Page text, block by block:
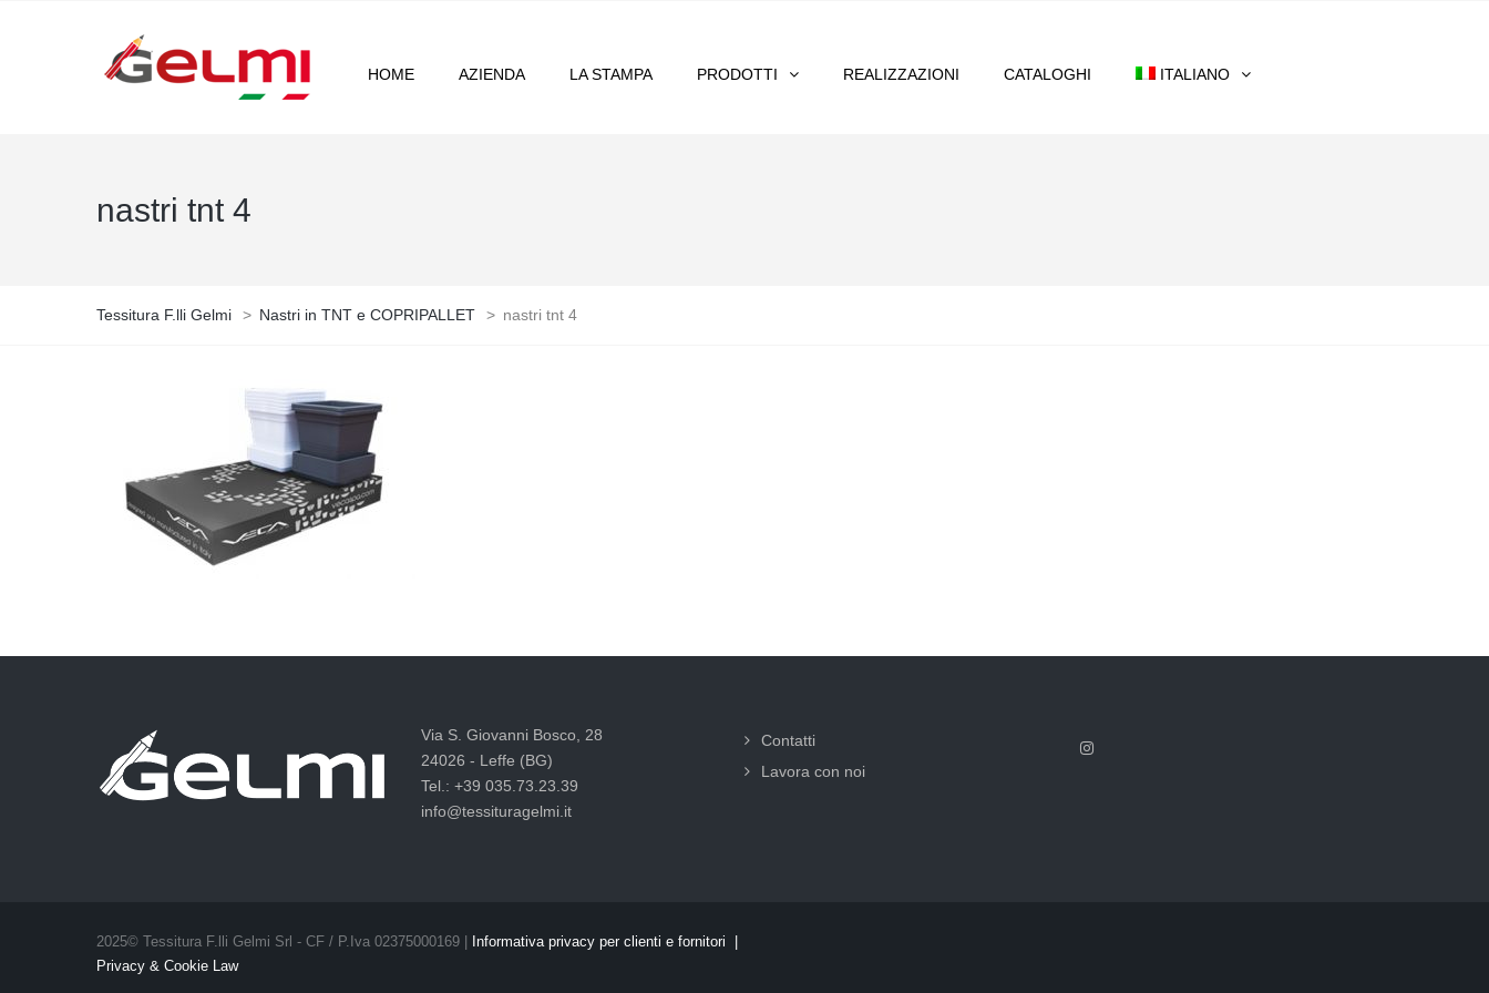
HOME AZIENDA LA STAMPA PRODOTTI REALIZZAZIONI CATALOGHI ITALIANO
nastri tnt 4
Tessitura F.lli Gelmi > Nastri in TNT e COPRIPALLET > nastri tnt 4
Via S. Giovanni Bosco, 28
24026 - Leffe (BG)
Tel.: +39 035.73.23.39
info@tessituragelmi.it
Contatti
Lavora con noi
2025© Tessitura F.lli Gelmi Srl ‐ CF / P.Iva 02375000169 |
Informativa privacy per clienti e fornitori |
Privacy & Cookie Law